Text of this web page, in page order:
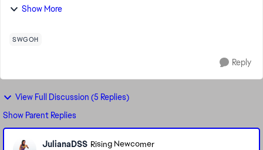
Show More
SWGOH
Reply
View Full Discussion (5 Replies)
Show Parent Replies
JulianaDSS Rising Newcomer